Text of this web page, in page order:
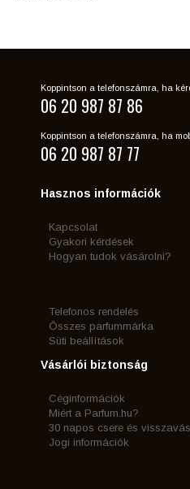
Koppintson a telefonszámra, ha
06 20 987 87 86
Koppintson a telefonszámra, ha
06 20 987 87 77
Hasznos információk
Kapcsolat
Gyakori kérdések
Hogyan tudok vásárolni?
Telefonos rendelés
Összes parfummárka
Süti beállítások
Vásárlói biztonság
Céginformációk
Miért a Parfum.hu?
30 napos csere és
Jogi információk